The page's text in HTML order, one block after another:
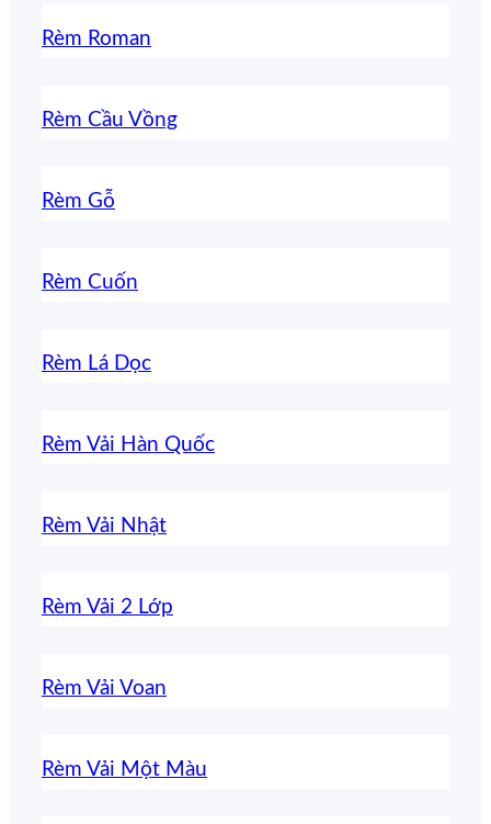
Rèm Roman
Rèm Cầu Vồng
Rèm Gỗ
Rèm Cuốn
Rèm Lá Dọc
Rèm Vải Hàn Quốc
Rèm Vải Nhật
Rèm Vải 2 Lớp
Rèm Vải Voan
Rèm Vải Một Màu